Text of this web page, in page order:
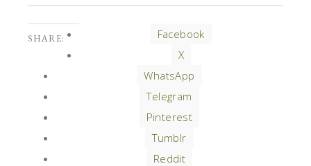
SHARE:
Facebook
X
WhatsApp
Telegram
Pinterest
Tumblr
Reddit